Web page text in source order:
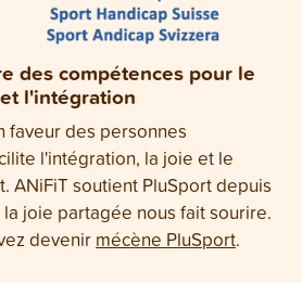
des compétences pour le
l'intégration
faveur des personnes
l'intégration, la joie et le
ANiFiT soutient PluSport depuis
joie partagée nous fait sourire.
devenir mécène PluSport.